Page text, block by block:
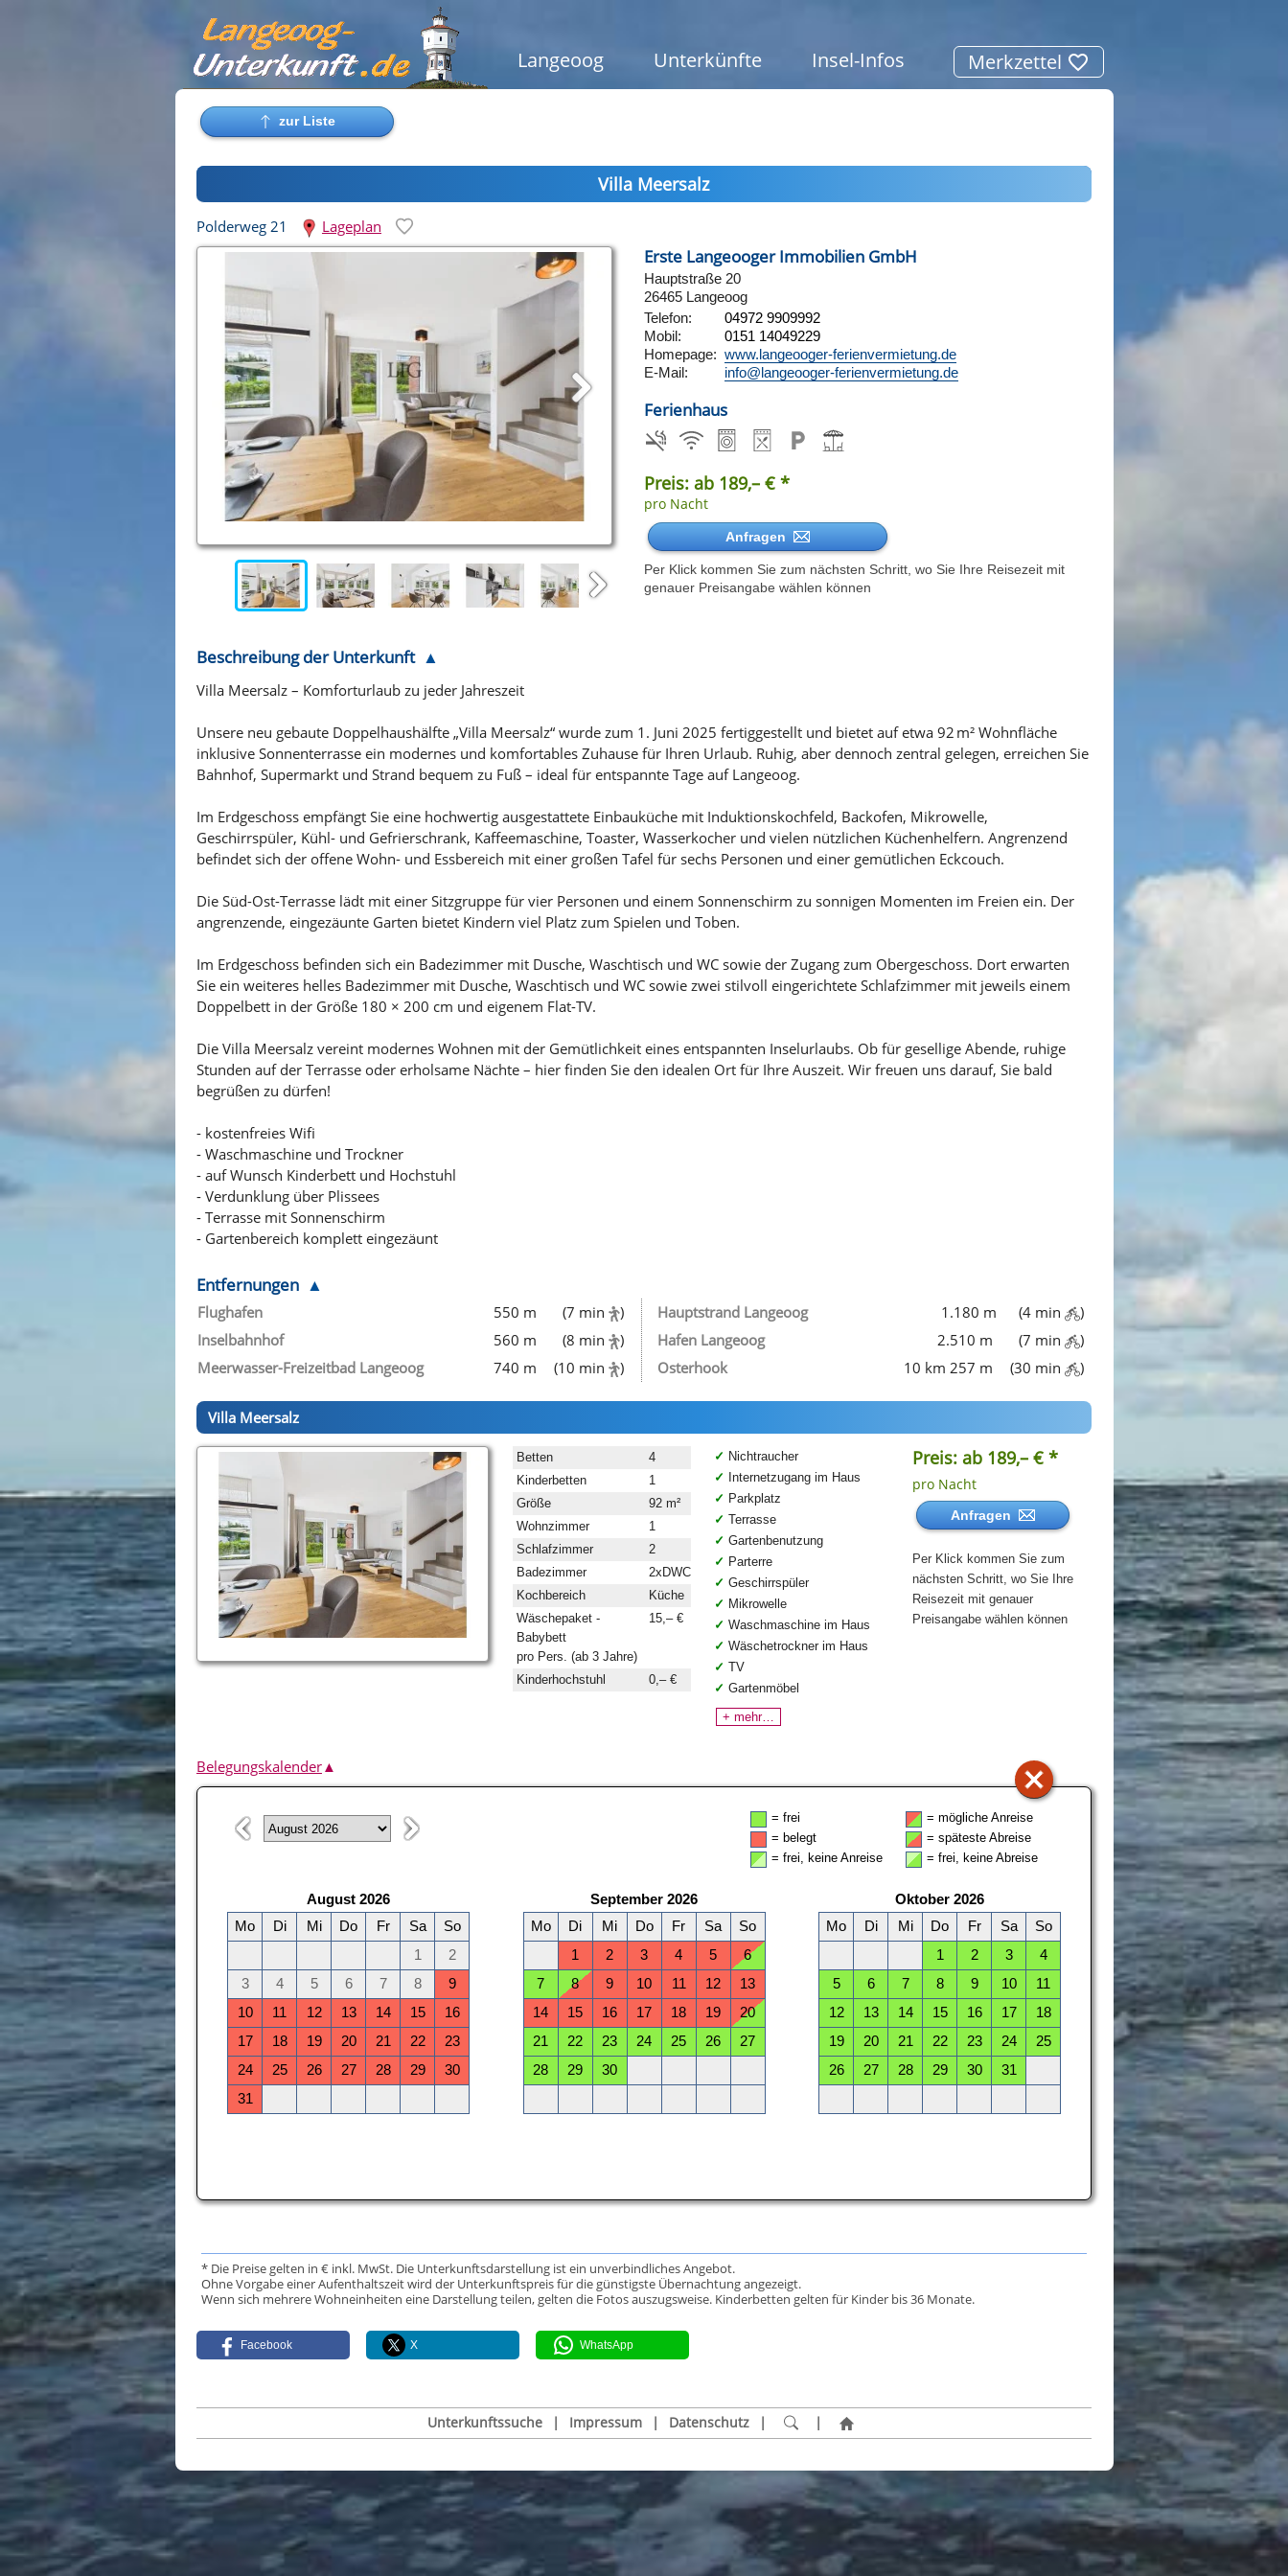
Langeoog Unterkünfte Insel-Infos Merkzettel
Villa Meersalz
Polderweg 21 Lageplan
Erste Langeooger Immobilien GmbH
Hauptstraße 20
26465 Langeoog
Telefon:
04972 9909992
Mobil:
0151 14049229
Homepage: www.langeooger-ferienvermietung.de
E-Mail:
info@langeooger-ferienvermietung.de
Ferienhaus
Preis: ab 189,– € *
pro Nacht
Anfragen
Per Klick kommen Sie zum nächsten Schritt, wo Sie Ihre Reisezeit mit
genauer Preisangabe wählen können
Beschreibung der Unterkunft
Villa Meersalz – Komforturlaub zu jeder Jahreszeit
Unsere neu gebaute Doppelhaushälfte „Villa Meersalz“ wurde zum 1. Juni 2025 fertiggestellt und bietet auf etwa 92 m² Wohnfläche
inklusive Sonnenterrasse ein modernes und komfortables Zuhause für Ihren Urlaub. Ruhig, aber dennoch zentral gelegen, erreichen Sie
Bahnhof, Supermarkt und Strand bequem zu Fuß – ideal für entspannte Tage auf Langeoog.
Im Erdgeschoss empfängt Sie eine hochwertig ausgestattete Einbauküche mit Induktionskochfeld, Backofen, Mikrowelle,
Geschirrspüler, Kühl- und Gefrierschrank, Kaffeemaschine, Toaster, Wasserkocher und vielen nützlichen Küchenhelfern. Angrenzend
befindet sich der offene Wohn- und Essbereich mit einer großen Tafel für sechs Personen und einer gemütlichen Eckcouch.
Die Süd-Ost-Terrasse lädt mit einer Sitzgruppe für vier Personen und einem Sonnenschirm zu sonnigen Momenten im Freien ein. Der
angrenzende, eingezäunte Garten bietet Kindern viel Platz zum Spielen und Toben.
Im Erdgeschoss befinden sich ein Badezimmer mit Dusche, Waschtisch und WC sowie der Zugang zum Obergeschoss. Dort erwarten
Sie ein weiteres helles Badezimmer mit Dusche, Waschtisch und WC sowie zwei stilvoll eingerichtete Schlafzimmer mit jeweils einem
Doppelbett in der Größe 180 × 200 cm und eigenem Flat-TV.
Die Villa Meersalz vereint modernes Wohnen mit der Gemütlichkeit eines entspannten Inselurlaubs. Ob für gesellige Abende, ruhige
Stunden auf der Terrasse oder erholsame Nächte – hier finden Sie den idealen Ort für Ihre Auszeit. Wir freuen uns darauf, Sie bald
begrüßen zu dürfen!
- kostenfreies Wifi
- Waschmaschine und Trockner
- auf Wunsch Kinderbett und Hochstuhl
- Verdunklung über Plissees
- Terrasse mit Sonnenschirm
- Gartenbereich komplett eingezäunt
Entfernungen
Flughafen 550 m (7 min
)
Inselbahnhof
560 m (8 min
)
Meerwasser-Freizeitbad Langeoog
740 m (10 min )
Hauptstrand Langeoog 1.180 m (4 min
)
Hafen Langeoog
2.510 m (7 min
)
Osterhook
10 km 257 m (30 min )
Villa Meersalz
Betten
4
Kinderbetten
1
Größe
92 m²
Wohnzimmer
1
Schlafzimmer
2
Badezimmer
2xDWC
Kochbereich
Küche
Wäschepaket -
Babybett
pro Pers. (ab 3 Jahre)
15,– €
Kinderhochstuhl 0,– €
Nichtraucher
Internetzugang im Haus
Parkplatz
Terrasse
Gartenbenutzung
Parterre
Geschirrspüler
Mikrowelle
Waschmaschine im Haus
Wäschetrockner im Haus
TV
Gartenmöbel
+ mehr…
Preis: ab 189,– € *
pro Nacht
Anfragen
Per Klick kommen Sie zum
nächsten Schritt, wo Sie Ihre
Reisezeit mit genauer
Preisangabe wählen können
Belegungskalender▲
* Die Preise gelten in € inkl. MwSt. Die Unterkunftsdarstellung ist ein unverbindliches Angebot.
Ohne Vorgabe einer Aufenthaltszeit wird der Unterkunftspreis für die günstigste Übernachtung angezeigt.
Wenn sich mehrere Wohneinheiten eine Darstellung teilen, gelten die Fotos auszugsweise. Kinderbetten gelten für Kinder bis 36 Monate.
Facebook X WhatsApp
Unterkunftssuche | Impressum | Datenschutz | |